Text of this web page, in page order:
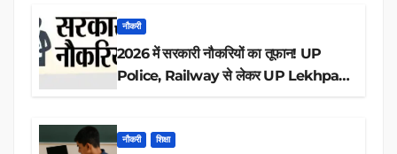
नौकरी
2026 में सरकारी नौकरियों का तूफान! UP
Police, Railway से लेकर UP Lekhpal
नौकरी शिक्षा